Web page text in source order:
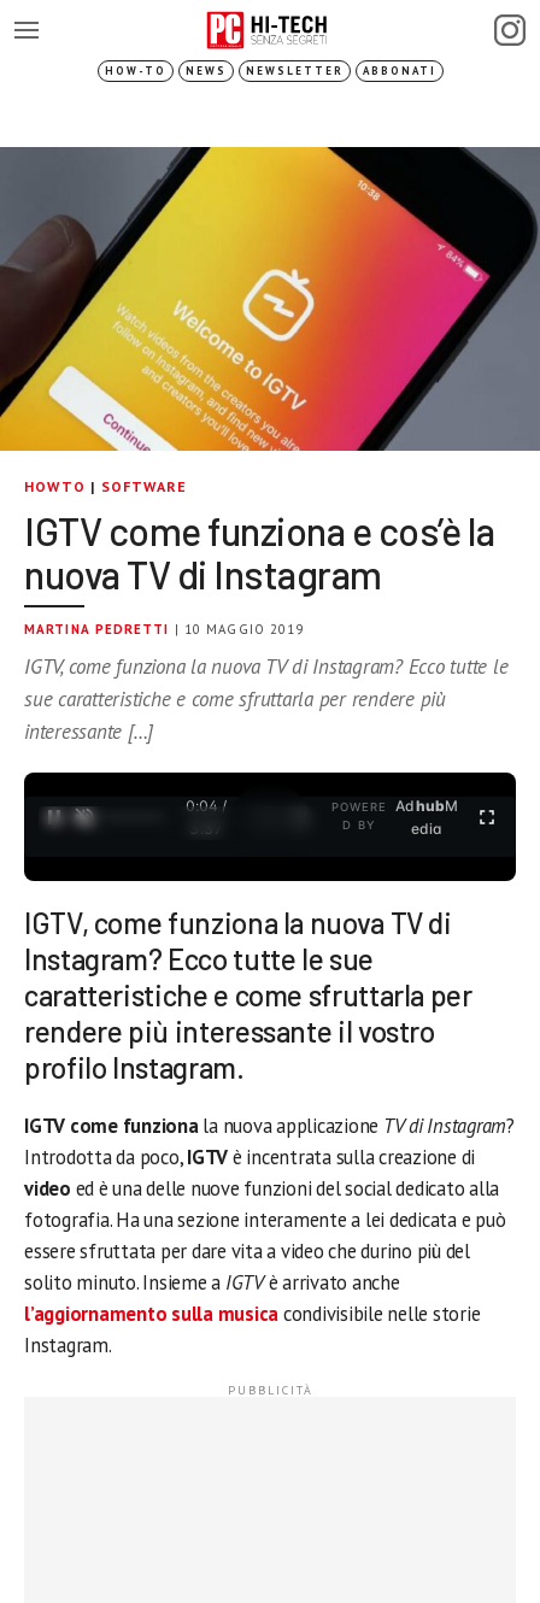
HOW-TO NEWS NEWSLETTER ABBONATI
HOWTO | SOFTWARE
IGTV come funziona e cos’è la
nuova TV di Instagram
MARTINA PEDRETTI | 10 MAGGIO 2019
IGTV, come funziona la nuova TV di Instagram? Ecco tutte le
sue caratteristiche e come sfruttarla per rendere più
interessante […]
0:05 /
3:37
POWERE
D BY
AdhubM
edia
IGTV, come funziona la nuova TV di
Instagram? Ecco tutte le sue
caratteristiche e come sfruttarla per
rendere più interessante il vostro
profilo Instagram.
IGTV come funzionala nuova applicazione TV di Instagram?
Introdotta da poco,IGTVè incentrata sulla creazione di
video ed è una delle nuove funzioni del social dedicato alla
fotografia. Ha una sezione interamente a lei dedicata e può
essere sfruttata per dare vita a video che durino più del
solito minuto. Insieme a IGTVè arrivato anche
l’aggiornamento sulla musicacondivisibile nelle storie
Instagram.